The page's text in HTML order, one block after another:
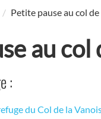
Petite pause au col
au col
:
du Col de la